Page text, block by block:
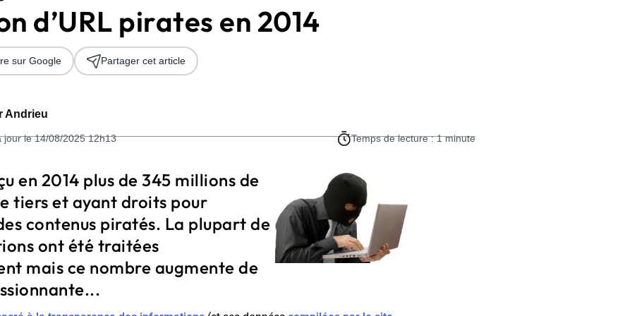
d’URL pirates en 2014
Andrieu
jour le 14/08/2025 12h13 Temps de lecture : 1 minute
sur Google Partager cet article
en 2014 plus de 345 millions de
tiers et ayant droits pour
contenus piratés. La plupart de
ont été traitées
mais ce nombre augmente de